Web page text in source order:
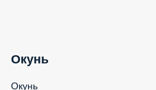
Окунь
Окунь